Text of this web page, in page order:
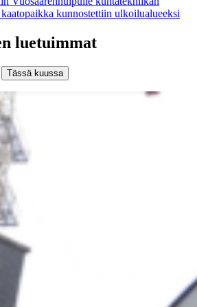
kunnostettiin ulkoilualueeksi
luetuimmat
Tässä kuussa